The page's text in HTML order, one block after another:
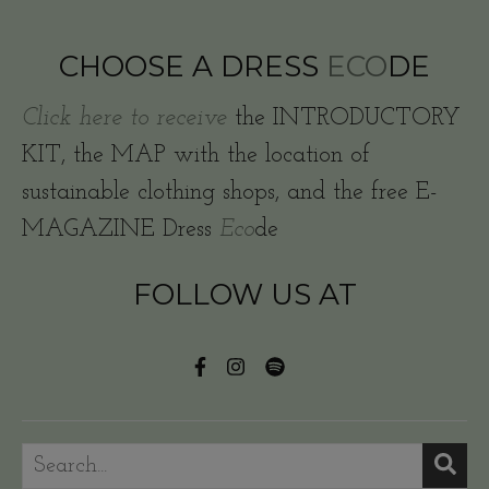
CHOOSE A DRESS ECODE
Click here to receive the INTRODUCTORY
KIT, the MAP with the location of
sustainable clothing shops, and the free E-
MAGAZINE Dress Ecode
FOLLOW US AT